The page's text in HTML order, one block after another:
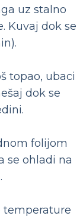
uz stalno
Kuvaj dok se
topao, ubaci
dok se
folijom
se ohladi na
temperature